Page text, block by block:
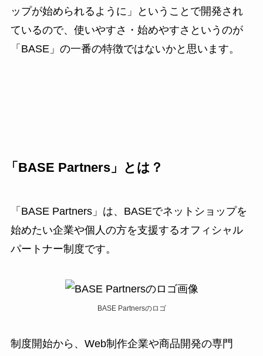
ップが始められるように」ということで開発され
ているので、使いやすさ・始めやすさというのが
「BASE」の一番の特徴ではないかと思います。
「BASE Partners」とは？
「BASE Partners」は、BASEでネットショップを
始めたい企業や個人の方を支援するオフィシャル
パートナー制度です。
BASE Partnersのロゴ
制度開始から、Web制作企業や商品開発の専門